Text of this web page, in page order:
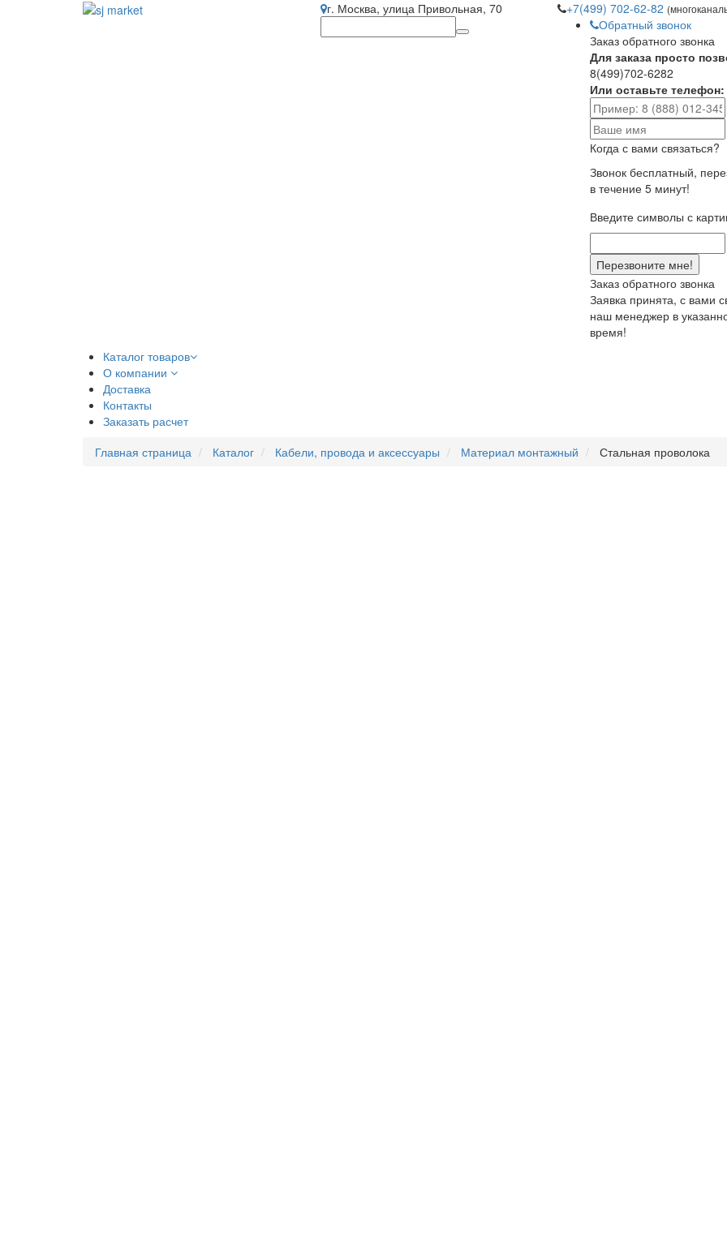
г. Москва, улица Привольная, 70 +7(499) 702-62-82
Обратный звонок
Заказ обратного звонка
Для заказа просто
8(499)702-6282
Или оставьте телефон:
Когда с вами связаться?
Звонок бесплатный,
в течение 5 минут!
Введите символы с
Заказ обратного звонка
Заявка принята, с вами
наш менеджер в
время!
Каталог товаров
О компании
Доставка
Контакты
Заказать расчет
Главная страница
Каталог Кабели, провода и аксессуары Материал монтажный Стальная проволока